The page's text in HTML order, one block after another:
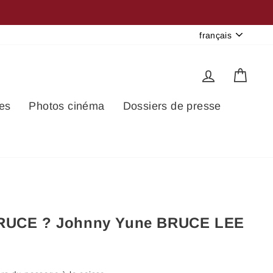
Langue
français
Se
Photos cinéma Dossiers de presse
? Johnny Yune BRUCE LEE